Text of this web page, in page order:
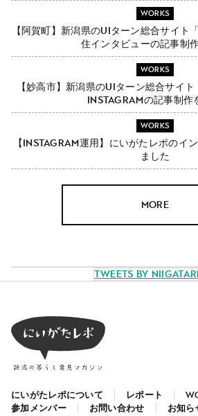
WORKS
【阿賀町】新潟県のUIターン総合サイト
住インタビューの記事制
WORKS
【妙高市】新潟県のUIターン総合サイ
Instagramの記事制作
WORKS
【Instagram運用】にいがたレポのイ
ました
MORE
Tweets by
にいがたレポについて レポート
参加メンバー
お問い合わせ お知ら